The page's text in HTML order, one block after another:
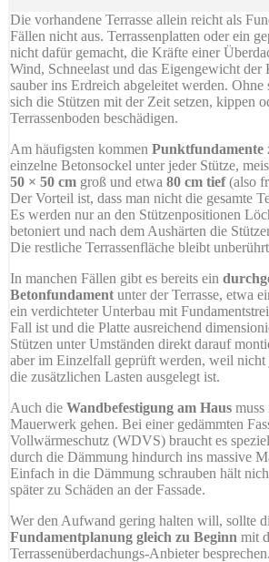
Die vorhandene Terrasse allein reicht als
Fällen nicht aus. Terrassenplatten oder ein
nicht dafür gemacht, die Kräfte einer
Wind, Schneelast und das Eigengewicht der
sauber ins Erdreich abgeleitet werden. Ohne
sich die Stützen mit der Zeit setzen, kippen
Terrassenboden beschädigen.
Am häufigsten kommen Punktfundamente
einzelne Betonsockel unter jeder Stütze,
50 × 50 cm groß und etwa 80 cm tief(also
Der Vorteil ist, dass man nicht die gesamte
Es werden nur an den Stützenpositionen
betoniert und nach dem Aushärten die
Die restliche Terrassenfläche bleibt
In manchen Fällen gibt es bereits ein
Betonfundament unter der Terrasse, etwa
ein verdichteter Unterbau mit
Fall ist und die Platte ausreichend
Stützen unter Umständen direkt darauf
aber im Einzelfall geprüft werden, weil nicht
die zusätzlichen Lasten ausgelegt ist.
Auch die Wandbefestigung am Haus muss
Mauerwerk gehen. Bei einer gedämmten
Vollwärmeschutz (WDVS) braucht es
durch die Dämmung hindurch ins massive
Einfach in die Dämmung schrauben hält
später zu Schäden an der Fassade.
Wer den Aufwand gering halten will, sollte
Fundamentplanung gleich zu Beginn mit
Terrassenüberdachungs-Anbieter besprechen.